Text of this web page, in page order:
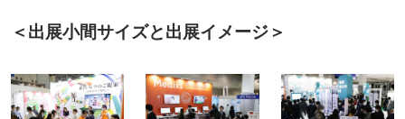
＜出展小間サイズと出展イメージ＞